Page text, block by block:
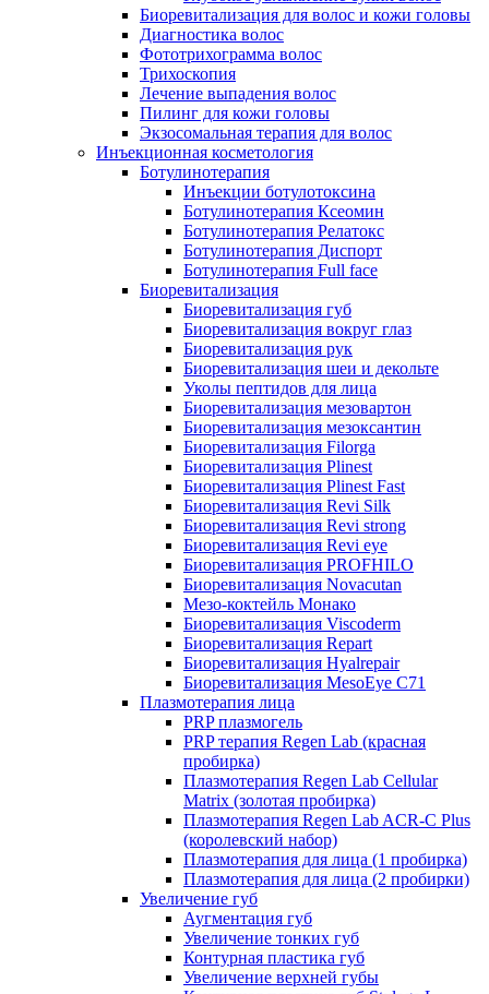
Биоревитализация для волос и кожи головы
Диагностика волос
Фототрихограмма волос
Трихоскопия
Лечение выпадения волос
Пилинг для кожи головы
Экзосомальная терапия для волос
Инъекционная косметология
Ботулинотерапия
Инъекции ботулотоксина
Ботулинотерапия Ксеомин
Ботулинотерапия Релатокс
Ботулинотерапия Диспорт
Ботулинотерапия Full face
Биоревитализация
Биоревитализация губ
Биоревитализация вокруг глаз
Биоревитализация рук
Биоревитализация шеи и декольте
Уколы пептидов для лица
Биоревитализация мезовартон
Биоревитализация мезоксантин
Биоревитализация Filorga
Биоревитализация Plinest
Биоревитализация Plinest Fast
Биоревитализация Revi Silk
Биоревитализация Revi strong
Биоревитализация Revi eye
Биоревитализация PROFHILO
Биоревитализация Novacutan
Мезо-коктейль Монако
Биоревитализация Viscoderm
Биоревитализация Repart
Биоревитализация Hyalrepair
Биоревитализация MesoEye C71
Плазмотерапия лица
PRP плазмогель
PRP терапия Regen Lab (красная
пробирка)
Плазмотерапия Regen Lab Cellular
Matrix (золотая пробирка)
Плазмотерапия Regen Lab ACR-C Plus
(королевский набор)
Плазмотерапия для лица (1 пробирка)
Плазмотерапия для лица (2 пробирки)
Увеличение губ
Аугментация губ
Увеличение тонких губ
Контурная пластика губ
Увеличение верхней губы